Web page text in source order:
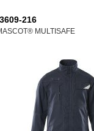
216
MULTISAFE